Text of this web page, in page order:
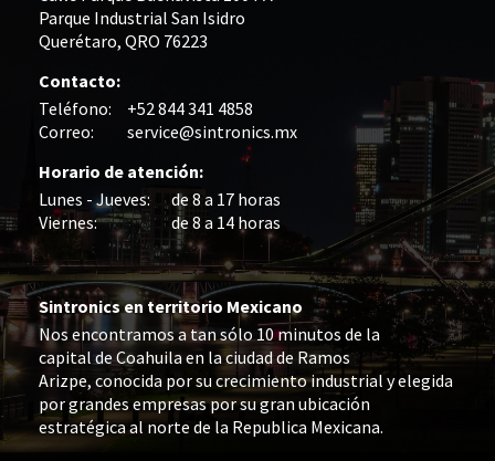
Parque Industrial San Isidro
Querétaro, QRO 76223
Contacto:
Teléfono:
+52 844 341 4858
Correo:
service@sintronics.mx
Horario de atención:
Lunes - Jueves:
de 8 a 17 horas
Viernes:
de 8 a 14 horas
Sintronics en territorio Mexicano
Nos encontramos a tan sólo 10 minutos de la
capital de Coahuila en la ciudad de Ramos
Arizpe, conocida por su crecimiento industrial y elegida
por grandes empresas por su gran ubicación
estratégica al norte de la Republica Mexicana.